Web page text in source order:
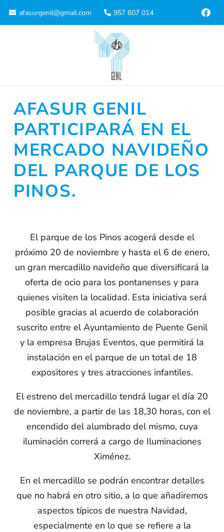
afasurgenil@gmail.com 957 607 014
AFASUR GENIL
PARTICIPARÁ EN EL
MERCADO NAVIDEÑO
DEL PARQUE DE LOS
PINOS.
El parque de los Pinos acogerá desde el
próximo 20 de noviembre y hasta el 6 de enero,
un gran mercadillo navideño que diversificará la
oferta de ocio para los pontanenses y para
quienes visiten la localidad. Esta iniciativa será
posible gracias al acuerdo de colaboración
suscrito entre el Ayuntamiento de Puente Genil
y la empresa Brujas Eventos, que permitirá la
instalación en el parque de un total de 18
expositores y tres atracciones infantiles.
El estreno del mercadillo tendrá lugar el día 20
de noviembre, a partir de las 18,30 horas, con el
encendido del alumbrado del mismo, cuya
iluminación correrá a cargo de Iluminaciones
Ximénez.
En el mercadillo se podrán encontrar detalles
que no habrá en otro sitio, a lo que añadiremos
aspectos típicos de nuestra Navidad,
especialmente en lo que se refiere a la